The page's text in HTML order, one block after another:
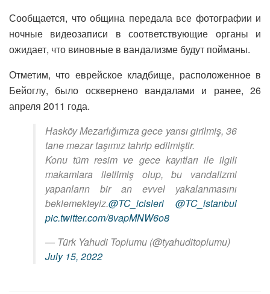
Сообщается, что община передала все фотографии и
ночные видеозаписи в соответствующие органы и
ожидает, что виновные в вандализме будут пойманы.
Отметим, что еврейское кладбище, расположенное в
Бейоглу, было осквернено вандалами и ранее, 26
апреля 2011 года.
Hasköy Mezarlığımıza gece yarısı girilmiş, 36
tane mezar taşımız tahrip edilmiştir.
Konu tüm resim ve gece kayıtları ile ilgili
makamlara iletilmiş olup, bu vandalizmi
yapanların bir an evvel yakalanmasını
beklemekteyiz.@TC_icisleri
@TC_istanbul
pic.twitter.com/8vapMNW6o8
— Türk Yahudi Toplumu (@tyahuditoplumu)
July 15, 2022